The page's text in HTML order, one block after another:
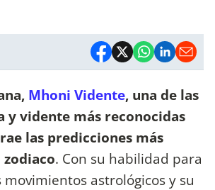
Mhoni Vidente, una de las
y vidente más reconocidas
las predicciones más
zodiaco. Con su habilidad para
astrológicos y su